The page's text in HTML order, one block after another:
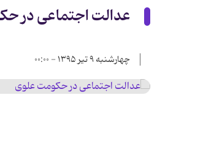
عدالت اجتماعی در
چهارشنبه ۹ تیر ۱۳۹۵ - ۰۰:۰۰